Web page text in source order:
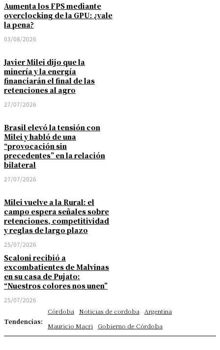
Aumenta los FPS mediante
overclocking de la GPU: ¿vale
la pena?
03/08/2026
Javier Milei dijo que la
minería y la energía
financiarán el final de las
retenciones al agro
27/07/2026
Brasil elevó la tensión con
Milei y habló de una
“provocación sin
precedentes” en la relación
bilateral
27/07/2026
Milei vuelve a la Rural: el
campo espera señales sobre
retenciones, competitividad
y reglas de largo plazo
25/07/2026
Scaloni recibió a
excombatientes de Malvinas
en su casa de Pujato:
“Nuestros colores nos unen”
25/07/2026
Tendencias:
Córdoba Noticias de cordoba
Argentina
Mauricio Macri
Gobierno de Córdoba